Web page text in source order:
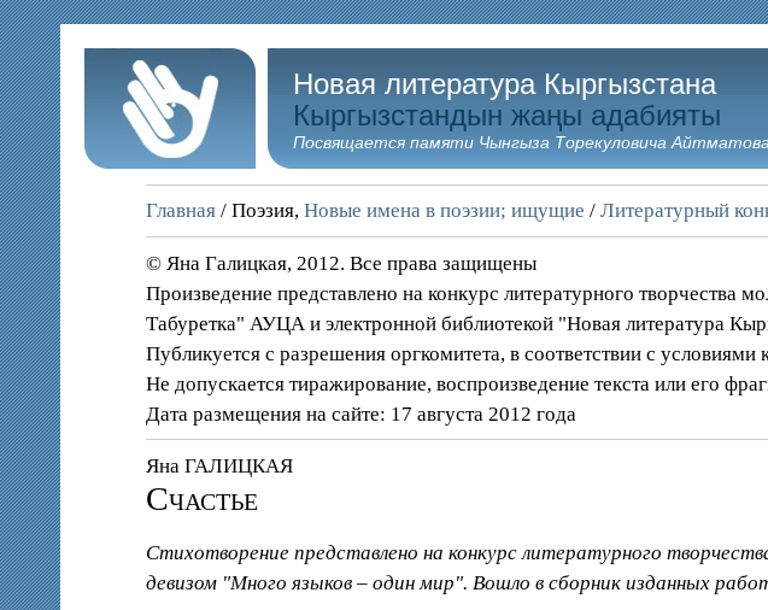
Новая литература Кыргызстана
Кыргызстандын жаңы адабияты
Посвящается памяти Чынгыза Торекуловича Айтматова
Главная / Поэзия,Новые имена в поэзии; ищущие /Литературный
© Яна Галицкая, 2012. Все права защищены
Произведение представлено на конкурс литературного
Табуретка" АУЦА и электронной библиотекой "Новая литература
Публикуется с разрешения оргкомитета, в соответствии с условиями
Не допускается тиражирование, воспроизведение текста или его
Дата размещения на сайте: 17 августа 2012 года
Яна ГАЛИЦКАЯ
Счастье
Стихотворение представлено на конкурс литературного
девизом "Много языков – один мир". Вошло в сборник изданных